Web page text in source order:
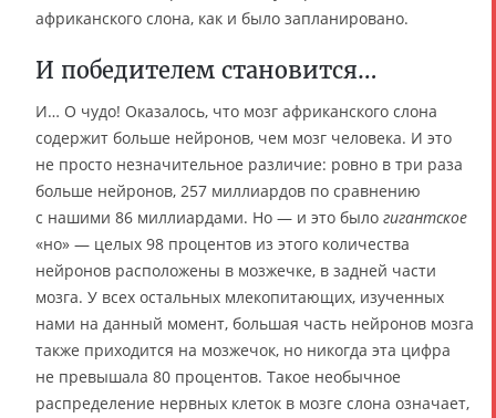
африканского слона, как и было запланировано.
И победителем становится…
И… О чудо! Оказалось, что мозг африканского слона
содержит больше нейронов, чем мозг человека. И это
не просто незначительное различие: ровно в три раза
больше нейронов, 257 миллиардов по сравнению
с нашими 86 миллиардами. Но — и это было гигантское
«но» — целых 98 процентов из этого количества
нейронов расположены в мозжечке, в задней части
мозга. У всех остальных млекопитающих, изученных
нами на данный момент, большая часть нейронов мозга
также приходится на мозжечок, но никогда эта цифра
не превышала 80 процентов. Такое необычное
распределение нервных клеток в мозге слона означает,